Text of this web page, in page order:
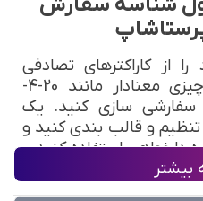
از کاراکترهای تصادفی
به چیزی معنادار مانند 20-4-
سفارشی سازی کنید. یک
تنظیم و قالب بندی کنید و
دلخواهی استفاده کنید.
بیشتر